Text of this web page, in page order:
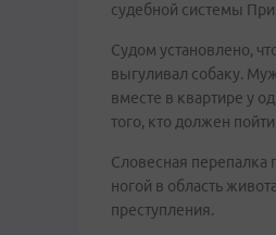
судебной системы
Судом установлено,
выгуливал собаку.
вместе в квартире у
того, кто должен
Словесная перепалка
ногой в область
преступления.